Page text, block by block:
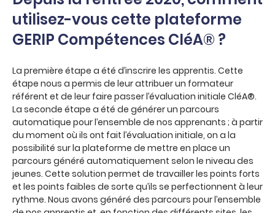
utilisez-vous cette plateforme
GERIP Compétences CléA® ?
La première étape a été d’inscrire les apprentis. Cette
étape nous a permis de leur attribuer un formateur
référent et de leur faire passer l’évaluation initiale CléA®.
La seconde étape a été de générer un parcours
automatique pour l’ensemble de nos apprenants ; à partir
du moment où ils ont fait l’évaluation initiale, on a la
possibilité sur la plateforme de mettre en place un
parcours généré automatiquement selon le niveau des
jeunes. Cette solution permet de travailler les points forts
et les points faibles de sorte qu’ils se perfectionnent à leur
rythme. Nous avons généré des parcours pour l’ensemble